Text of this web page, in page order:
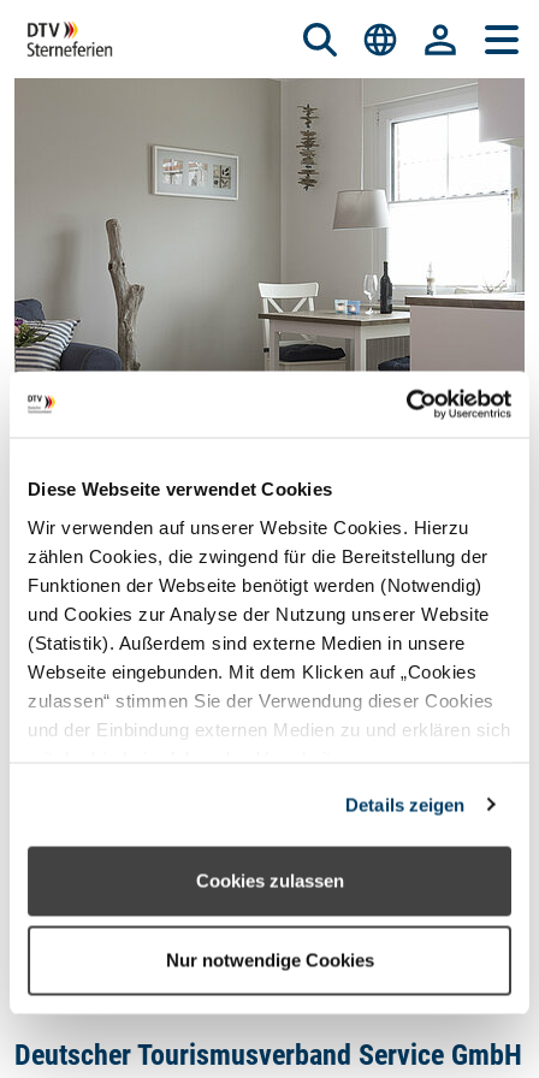
Diese Webseite verwendet Cookies
Wir verwenden auf unserer Website Cookies. Hierzu
zählen Cookies, die zwingend für die Bereitstellung der
Funktionen der Webseite benötigt werden (Notwendig)
und Cookies zur Analyse der Nutzung unserer Website
(Statistik). Außerdem sind externe Medien in unsere
Webseite eingebunden. Mit dem Klicken auf „Cookies
zulassen“ stimmen Sie der Verwendung dieser Cookies
und der Einbindung externen Medien zu und erklären sich
können Sie über die Schaltfläche „Nur notwendige
Cookies“ ohne die Erklärung einer Einwilligung fortfahren.
In diesem Fall werden nur notwendige Cookies
den Cookie- Einstellungen widerrufen oder ändern.
Details zeigen
Cookies zulassen
Nur notwendige Cookies
© istockphoto.com/nicky39
STERNEFERIEN REGION
Oops, an error occurred! Code:
202608062135566babbcb6
Deutscher Tourismusverband Service GmbH
Datenschutzhinweis